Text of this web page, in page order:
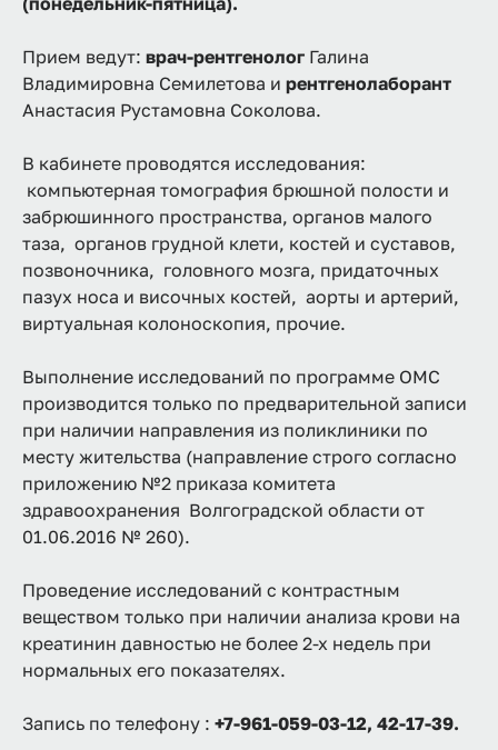
Прием ведут: врач-рентгенолог Галина
Владимировна Семилетова и рентгенолаборант
Анастасия Рустамовна Соколова.
В кабинете проводятся исследования:
компьютерная томография брюшной полости и
забрюшинного пространства, органов малого
таза, органов грудной клети, костей и суставов,
позвоночника, головного мозга, придаточных
пазух носа и височных костей, аорты и артерий,
виртуальная колоноскопия, прочие.
Выполнение исследований по программе ОМС
производится только по предварительной записи
при наличии направления из поликлиники по
месту жительства (направление строго согласно
приложению №2 приказа комитета
здравоохранения Волгоградской области от
01.06.2016 № 260).
Проведение исследований с контрастным
веществом только при наличии анализа крови на
креатинин давностью не более 2-х недель при
нормальных его показателях.
Запись по телефону : +7-961-059-03-12, 42-17-39.